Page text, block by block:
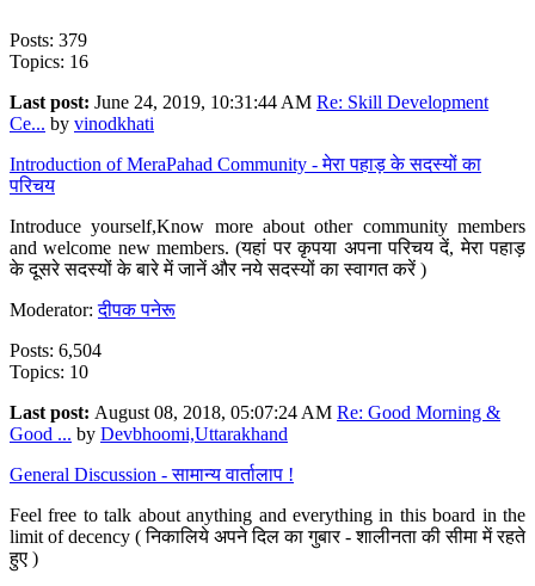
Posts: 379
Topics: 16
Last post: June 24, 2019, 10:31:44 AM Re: Skill Development
Ce... by vinodkhati
Introduction of MeraPahad Community - मेरा पहाड़ के सदस्यों का
परिचय
Introduce yourself,Know more about other community members
and welcome new members. (यहां पर कृपया अपना परिचय दें, मेरा पहाड़
के दूसरे सदस्यों के बारे में जानें और नये सदस्यों का स्वागत करें )
Moderator:दीपक पनेरू
Posts: 6,504
Topics: 10
Last post: August 08, 2018, 05:07:24 AM Re: Good Morning &
Good ... by Devbhoomi,Uttarakhand
General Discussion - सामान्य वार्तालाप !
Feel free to talk about anything and everything in this board in the
limit of decency ( निकालिये अपने दिल का गुबार - शालीनता की सीमा में रहते
हुए )